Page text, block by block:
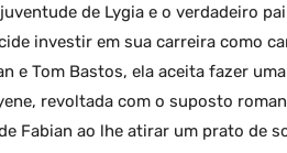
de Lygia e o verdadeiro
investir em sua carreira como
e Tom Bastos, ela aceita fazer
revoltada com o suposto
Fabian ao lhe atirar um prato de